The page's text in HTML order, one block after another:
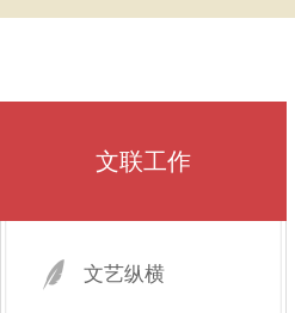
文联工作
文艺纵横